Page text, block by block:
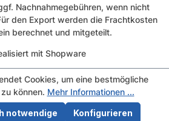
Nachnahmegebühren, wenn nicht
den Export werden die Frachtkosten
berechnet und mitgeteilt.
mit Shopware
Cookies, um eine bestmögliche
können. Mehr Informationen ...
notwendige Konfigurieren